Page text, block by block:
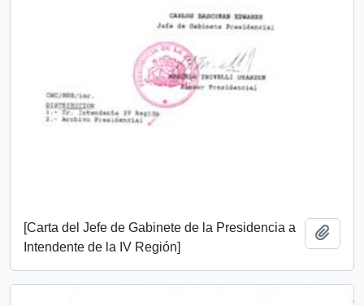
[Carta del Jefe de Gabinete de la Presidencia a
Intendente de la IV Región]